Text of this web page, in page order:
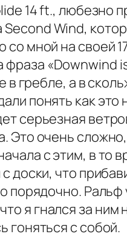
14 ft., любезно
Wind,
мной на своей
фраза «Downwind
в гребле, а в
понять как
серьезная
Это очень
с этим, в то
доски, что
порядочно.
я гнался за
гоняться с собой.